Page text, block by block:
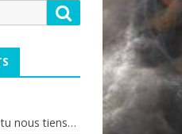
Rechercher
nous tiens…